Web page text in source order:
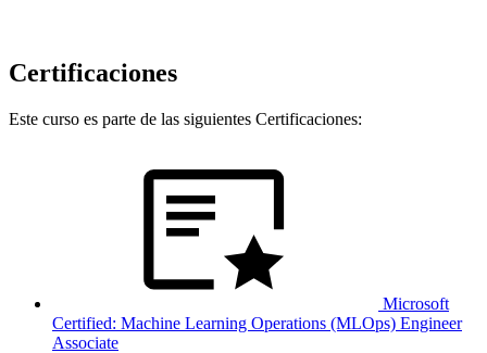
Certificaciones
Este curso es parte de las siguientes Certificaciones:
Microsoft
Certified: Machine Learning Operations (MLOps) Engineer
Associate